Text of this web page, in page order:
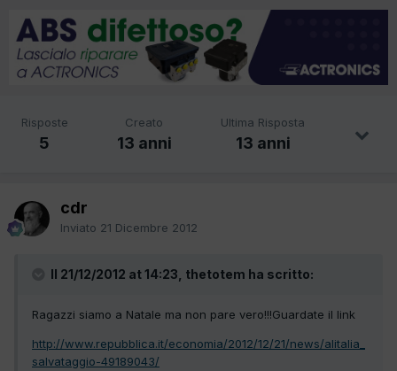
Risposte
5
Creato
13 anni
Ultima Risposta
13 anni
cdr
Inviato 21 Dicembre 2012
Il 21/12/2012 at 14:23, thetotem ha scritto:
Ragazzi siamo a Natale ma non pare vero!!!Guardate il link
http://www.repubblica.it/economia/2012/12/21/news/alitalia_
salvataggio-49189043/